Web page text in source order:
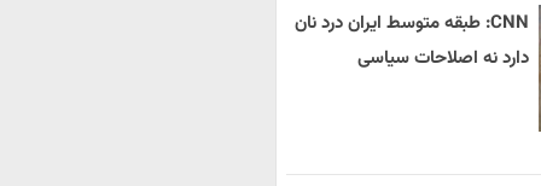
CNN: طبقه متوسط ایران درد نان
دارد نه اصلاحات سیاسی